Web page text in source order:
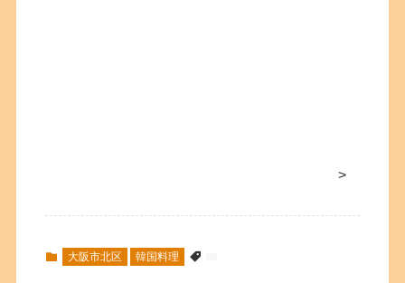
>
大阪市北区 韓国料理